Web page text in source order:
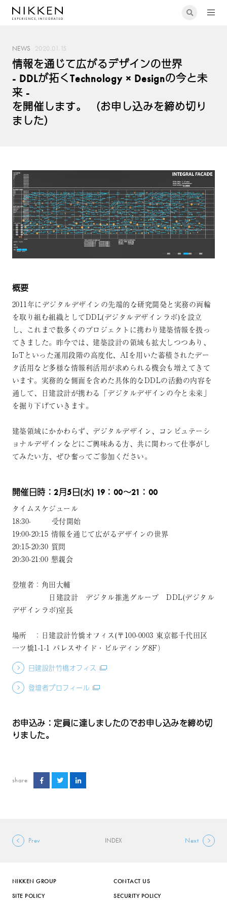
NEWS 2020.01.15
情報を通じて広がるデザインの世界
- DDLが拓くTechnology × Designの今と未
来 -
を開催します。 （お申し込みを締め切り
ました）
概要
2011年にデジタルデザインの先端的な研究開発と実務の両輪
を取り組む組織としてDDL(デジタルデザインラボ)を設立
し、これまで数多くのプロジェクトに携わり建築情報を扱っ
てきました。昨今では、建築設計の領域も拡大しつつあり、
IoTといった運用段階の高度化、AIを用いた蓄積されたデー
タ活用など多様な情報利活用が求められる機会も増えてきて
います。実務的な側面を含めた具体的なDDLの活動の内容を
通して、日建設計が携わる「デジタルデザインの今と未来」
を掘り下げていきます。
建築領域にかかわらず、デジタルデザイン、コンピュテーシ
ョナルデザインなどにご興味ある方、共に関わって仕事がし
てみたい方、ぜひ奮ってご参加ください。
開催日時：2月5日(水) 19：00～21：00
タイムスケジュール
18:30- 受付開始
19:00-20:15 情報を通じて広がるデザインの世界
20:15-20:30 質問
20:30-21:00 懇親会
登壇者：角田大輔
日建設計 デジタル推進グループ DDL(デジタル
デザインラボ)室長
場所 ：日建設計竹橋オフィス(〒100-0003 東京都千代田区
一ツ橋1-1-1 パレスサイド・ビルディング8F）
日建設計竹橋オフィス
登壇者プロフィール
お申込み：定員に達しましたのでお申し込みを締め切
りました。
share
Prev INDEX Next
NIKKEN GROUP
CONTACT US
SITE POLICY
SECURITY POLICY